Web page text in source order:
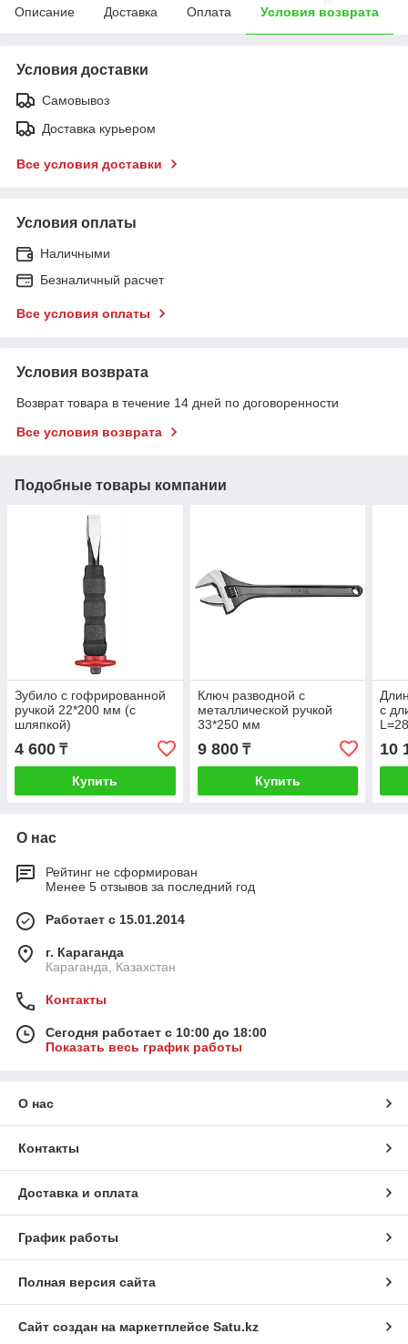
Описание Доставка Оплата Условия возврата
Условия доставки
Самовывоз
Доставка курьером
Все условия доставки
Условия оплаты
Наличными
Безналичный расчет
Все условия оплаты
Условия возврата
Возврат товара в течение 14 дней по договоренности
Все условия возврата
Подобные товары компании
Зубило с гофрированной
ручкой 22*200 мм (с
шляпкой)
4 600 ₸
Купить
Ключ разводной с
металлической ручкой
33*250 мм
9 800₸
Купить
с
10
О нас
Рейтинг не сформирован
Менее 5 отзывов за последний год
Работает с 15.01.2014
г. Караганда
Караганда, Казахстан
Контакты
Сегодня работает с 10:00 до 18:00
Показать весь график работы
О нас
Контакты
Доставка и оплата
График работы
Полная версия сайта
Сайт создан на маркетплейсе Satu.kz